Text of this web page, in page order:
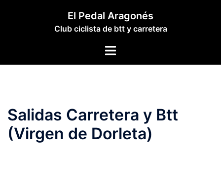
El Pedal Aragonés
Club ciclista de btt y carretera
Alternar
Salidas Carretera y Btt
(Virgen de Dorleta)